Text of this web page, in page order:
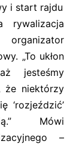
i start rajdu
rywalizacja
organizator
„To ukłon
jesteśmy
że niektórzy
‘rozjeździć’
Mówi
–